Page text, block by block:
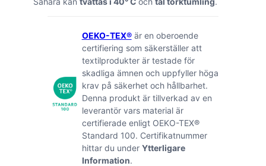
OEKO-TEX®är en oberoende
certifiering som säkerställer att
textilprodukter är testade för
skadliga ämnen och uppfyller höga
krav på säkerhet och hållbarhet.
Denna produkt är tillverkad av en
leverantör vars material är
certifierade enligt OEKO-TEX®
Standard 100. Certifikatnummer
hittar du under Ytterligare
Information.